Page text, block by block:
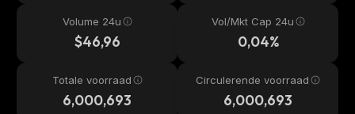
Volume 24u
$46,96
Vol/Mkt Cap 24u
0,04%
Totale voorraad
6,000,693
Circulerende voorraad
6,000,693